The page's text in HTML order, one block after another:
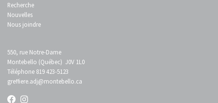
Recherche
Nouvelles
Nous joindre
550, rue Notre-Dame
Montebello (Québec) J0V 1L0
Téléphone 819 423-5123
greffiere.adj@montebello.ca